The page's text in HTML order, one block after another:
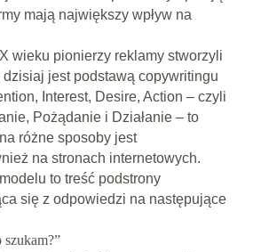
mają największy wpływ na
wieku pionierzy reklamy stworzyli
dzisiaj jest podstawą copywritingu
Interest, Desire, Action – czyli
Pożądanie i Działanie – to
różne sposoby jest
na stronach internetowych.
to treść podstrony
się z odpowiedzi na następujące
szukam?”